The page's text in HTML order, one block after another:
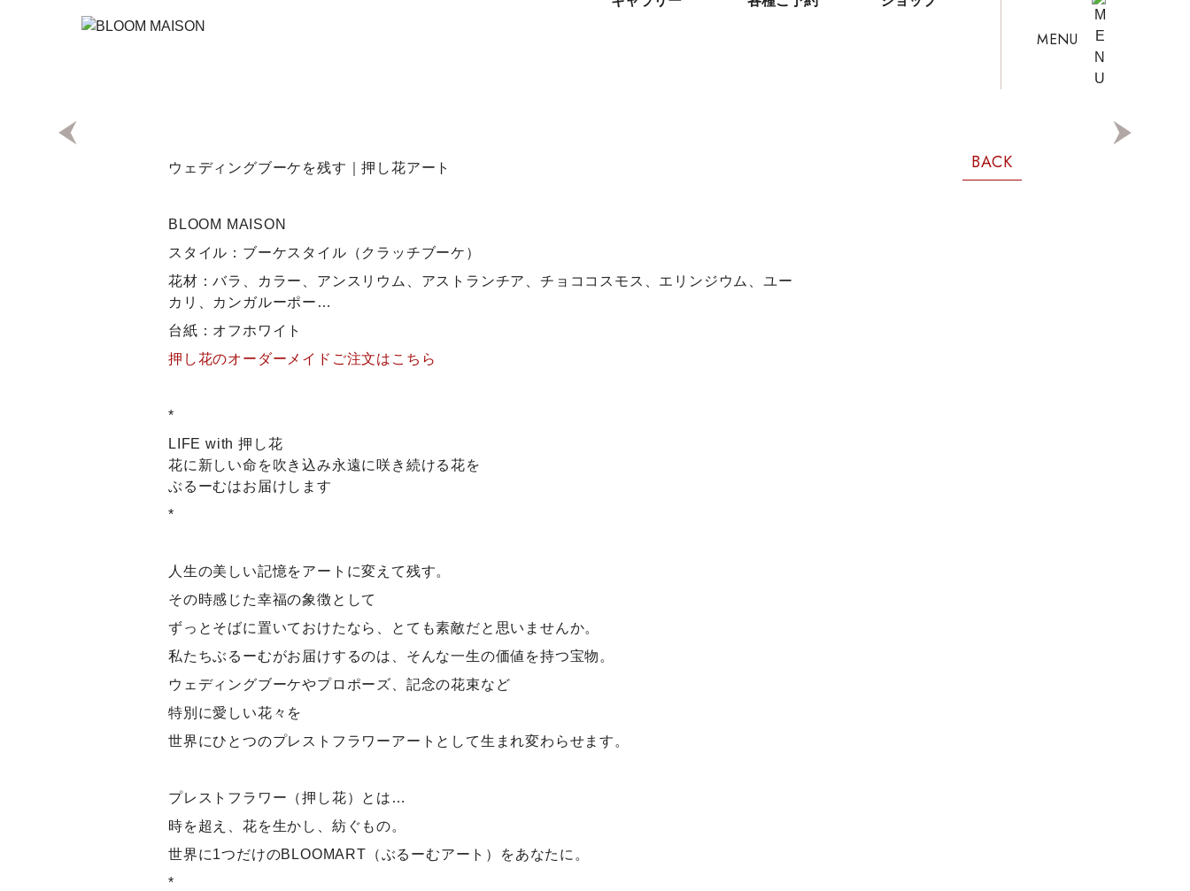
MENU
ウェディングブーケを残す｜押し花アート
BLOOM MAISON
スタイル：ブーケスタイル（クラッチブーケ）
花材：バラ、カラー、アンスリウム、アストランチア、チョココスモス、エリンジウム、ユー
カリ、カンガルーポー…
台紙：オフホワイト
押し花のオーダーメイドご注文はこちら
*
LIFE with 押し花
花に新しい命を吹き込み永遠に咲き続ける花を
ぶるーむはお届けします
*
人生の美しい記憶をアートに変えて残す。
その時感じた幸福の象徴として
ずっとそばに置いておけたなら、とても素敵だと思いませんか。
私たちぶるーむがお届けするのは、そんな一生の価値を持つ宝物。
ウェディングブーケやプロポーズ、記念の花束など
特別に愛しい花々を
世界にひとつのプレストフラワーアートとして生まれ変わらせます。
プレストフラワー（押し花）とは…
時を超え、花を生かし、紡ぐもの。
世界に1つだけのBLOOMART（ぶるーむアート）をあなたに。
*
BACK